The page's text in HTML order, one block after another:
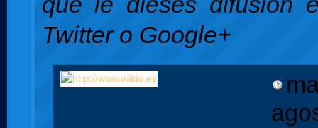
Twitter o Google+